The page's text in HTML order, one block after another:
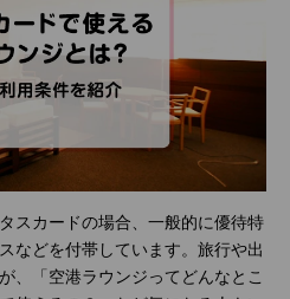
スカードの場合、一般的に優待特
などを付帯しています。旅行や出
、「空港ラウンジってどんなとこ